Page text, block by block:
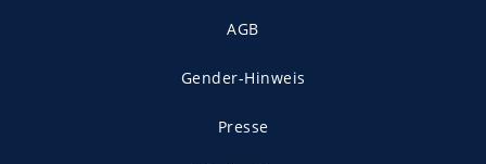
AGB
Gender-Hinweis
Presse